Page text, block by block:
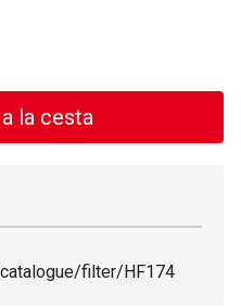
la cesta
filter/HF174